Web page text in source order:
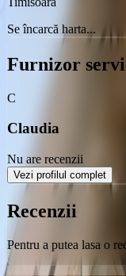
Se încarcă harta...
Furnizor
C
Claudia
Nu are recenzii
Vezi profilul complet
Recenzii
Pentru a putea lasa o